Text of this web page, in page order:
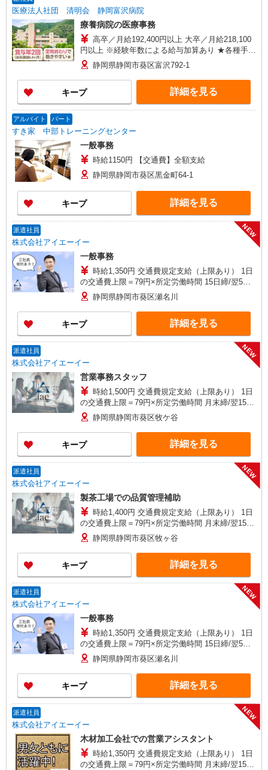
医療法人社団 清明会 静岡富沢病院
療養病院の医療事務
高卒／月給192,400円以上 大卒／月給218,100
円以上 ※経験年数による給与加算あり ★各種手当
（扶養・住宅など）別途支給
静岡県静岡市葵区富沢792-1
キープ 詳細を見る
アルバイト パート
すき家 中部トレーニングセンター
一般事務
時給1150円 【交通費】全額支給
静岡県静岡市葵区黒金町64-1
キープ 詳細を見る
派遣社員
株式会社アイエーイー
NEW
一般事務
時給1,350円 交通費規定支給（上限あり） 1日
の交通費上限＝79円×所定労働時間 15日締/翌5日
払 静岡県静岡市葵区瀬名川
キープ 詳細を見る
派遣社員
株式会社アイエーイー
NEW
営業事務スタッフ
時給1,500円 交通費規定支給（上限あり） 1日
の交通費上限＝79円×所定労働時間 月末締/翌15日
払 静岡県静岡市葵区牧ケ谷
キープ 詳細を見る
派遣社員
株式会社アイエーイー
NEW
製茶工場での品質管理補助
時給1,400円 交通費規定支給（上限あり） 1日
の交通費上限＝79円×所定労働時間 月末締/翌15日
払 静岡県静岡市葵区牧ヶ谷
キープ 詳細を見る
派遣社員
株式会社アイエーイー
NEW
一般事務
時給1,350円 交通費規定支給（上限あり） 1日
の交通費上限＝79円×所定労働時間 15日締/翌5日
払 静岡県静岡市葵区瀬名川
キープ 詳細を見る
派遣社員
株式会社アイエーイー
NEW
木材加工会社での営業アシスタント
時給1,350円 交通費規定支給（上限あり） 1日
の交通費上限＝79円×所定労働時間 月末締/翌15日